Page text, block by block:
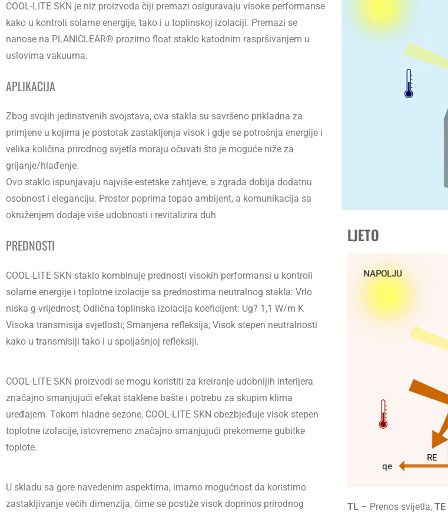
COOL-LITE SKN je niz proizvoda čiji premazi osiguravaju visoke performanse
kako u kontroli solarne energije, tako i u toplinskoj izolaciji. Premazi se
nanose na PLANICLEAR® prozirno float staklo katodnim raspršivanjem u
uslovima vakuuma.
APLIKACIJA
Zbog svojih jedinstvenih svojstava, ova stakla su savršeno prikladna za
primjene u kojima je postotak zastakljenja visok i gdje se potrošnja energije i
velika količina prirodnog svjetla moraju očuvati što je moguće niže za
grijanje/hlađenje.
Ovo staklo ispunjavaju najviše estetske zahtjeve, a zgrada dobija dodatnu
osobnost i eleganciju. Prostor poprima topao ambijent, a komunikacija sa
okruženjem dodaje više udobnosti i revitalizira duh
PREDNOSTI
COOL-LITE SKN staklo kombinuje prednosti visokih performansi u kontroli
solarne energije i toplotne izolacije sa prednostima neutralnog stakla: Vrlo
niska g-vrijednost; Odlična toplinska izolacija koeficijent: Ug? 1,1 W/m K
Visoka transmisija svjetlosti; Smanjena refleksija; Visok stepen neutralnosti
kako u transmisiji tako i u spoljašnjoj refleksiji.
COOL-LITE SKN proizvodi se mogu koristiti za kreiranje udobnijih interijera
značajno smanjujući efekat staklene bašte i potrebu za skupim klima
uređajem. Tokom hladne sezone, COOL-LITE SKN obezbjeđuje visok stepen
toplotne izolacije, istovremeno značajno smanjujući prekomerne gubitke
toplote.
U skladu sa gore navedenim aspektima, imamo mogućnost da koristimo
zastakljivanje većih dimenzija, čime se postiže visok doprinos prirodnog
LJETO
NAPOLJU
RE
qe
TL – Prenos svijetla, TE